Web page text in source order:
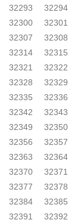
32293
32294
32300
32301
32307
32308
32314
32315
32321
32322
32328
32329
32335
32336
32342
32343
32349
32350
32356
32357
32363
32364
32370
32371
32377
32378
32384
32385
32391
32392